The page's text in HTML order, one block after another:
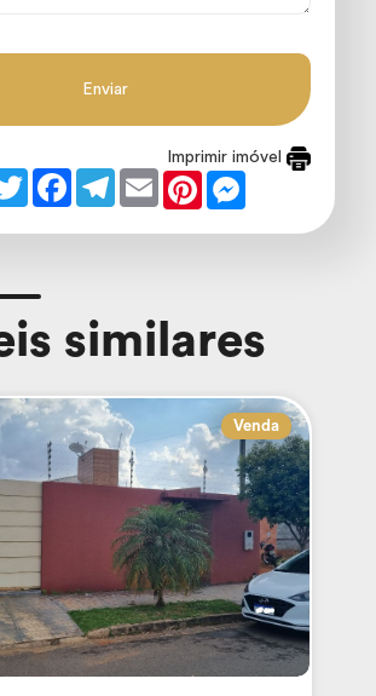
Enviar
Imprimir imóvel
TwitterFacebookTelegram
Email PinterestMessenger
similares
Venda